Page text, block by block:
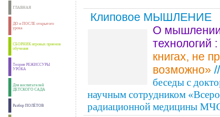
ГЛАВНАЯ
ДО и ПОСЛЕ открытого
урока
СБОРНИК игровых приемов
обучения
Теория РЕЖИССУРЫ
УРОКА
Для воспитателей
ДЕТСКОГО САДА
Разбор ПОЛЁТОВ
Клиповое МЫШЛЕНИЕ
О мышлении
технологий :
книгах, не
возможно»
беседы с
научным сотрудником
радиационной медицины